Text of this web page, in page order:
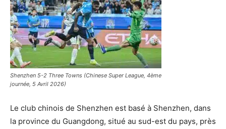
Shenzhen 5-2 Three Towns (Chinese Super League, 4ème
journée, 5 Avril 2026)
Le club chinois de Shenzhen est basé à Shenzhen, dans
la province du Guangdong, situé au sud-est du pays, près